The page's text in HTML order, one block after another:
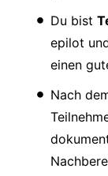
Du bist
epilot
einen
Nach